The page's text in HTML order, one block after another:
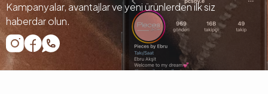
Kampanyalar, avantajlar ve yeni ürünlerden ilk siz
haberdar olun.